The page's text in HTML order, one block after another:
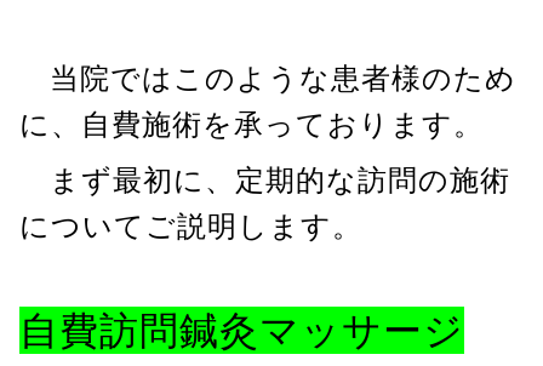
当院ではこのような患者様のため
に、自費施術を承っております。
まず最初に、定期的な訪問の施術
についてご説明します。
自費訪問鍼灸マッサージ